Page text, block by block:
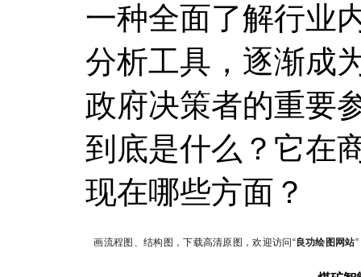
一种全面了解行业
分析工具，逐渐成
政府决策者的重要
到底是什么？它在
现在哪些方面？